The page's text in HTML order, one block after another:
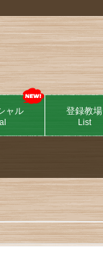
ャル 登録教場
List